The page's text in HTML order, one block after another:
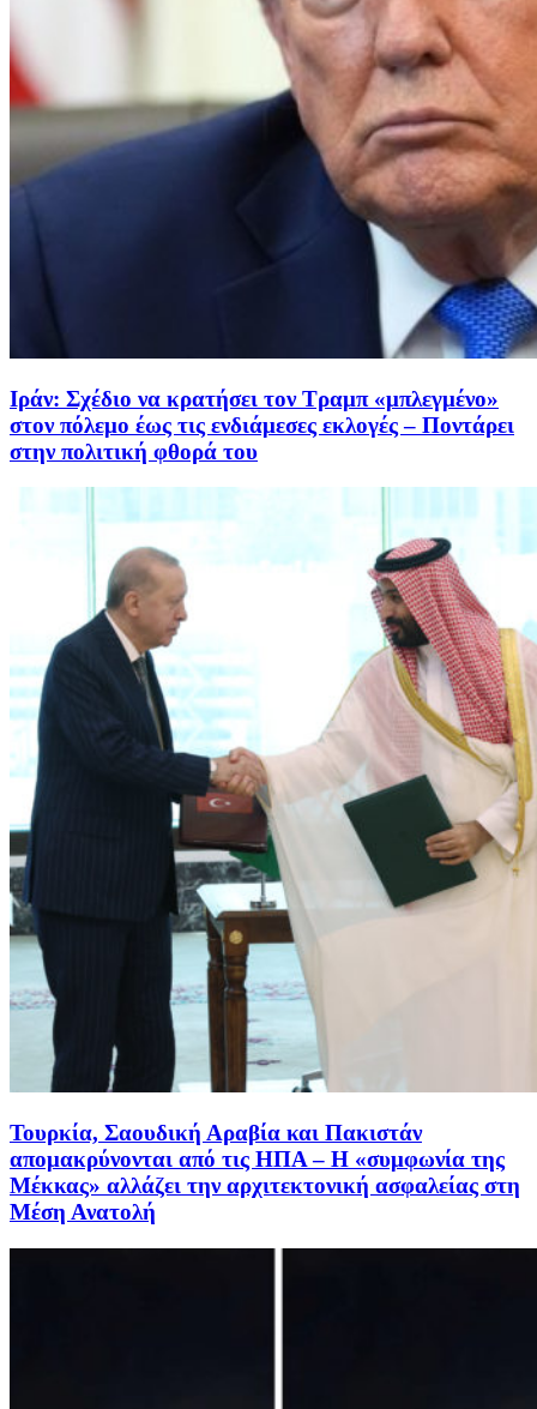
Ιράν: Σχέδιο να κρατήσει τον Τραμπ «μπλεγμένο»
στον πόλεμο έως τις ενδιάμεσες εκλογές – Ποντάρει
στην πολιτική φθορά του
Τουρκία, Σαουδική Αραβία και Πακιστάν
απομακρύνονται από τις ΗΠΑ – Η «συμφωνία της
Μέκκας» αλλάζει την αρχιτεκτονική ασφαλείας στη
Μέση Ανατολή